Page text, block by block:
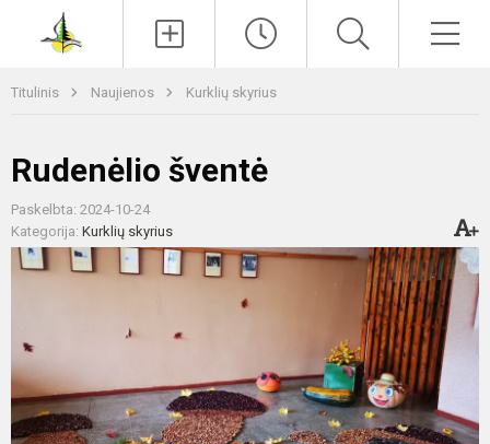
Titulinis Naujienos Kurklių skyrius
Rudenėlio šventė
Paskelbta: 2024-10-24
Kategorija: Kurklių skyrius